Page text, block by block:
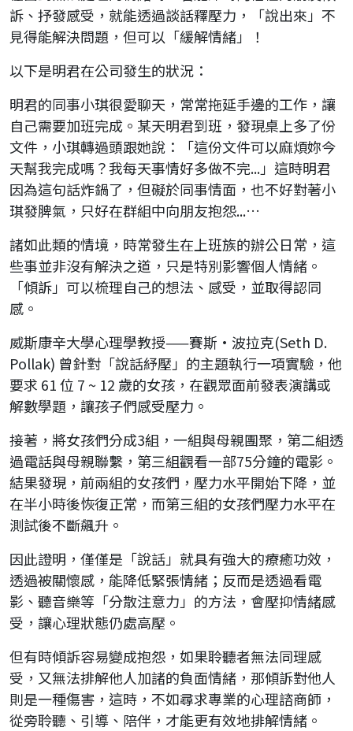
訴、抒發感受，就能透過談話釋壓力，「說出來」不
見得能解決問題，但可以「緩解情緒」！
以下是明君在公司發生的狀況：
明君的同事小琪很愛聊天，常常拖延手邊的工作，讓
自己需要加班完成。某天明君到班，發現桌上多了份
文件，小琪轉過頭跟她說：「這份文件可以麻煩妳今
天幫我完成嗎？我每天事情好多做不完...」這時明君
因為這句話炸鍋了，但礙於同事情面，也不好對著小
琪發脾氣，只好在群組中向朋友抱怨...…
諸如此類的情境，時常發生在上班族的辦公日常，這
些事並非沒有解決之道，只是特別影響個人情緒。
「傾訴」可以梳理自己的想法、感受，並取得認同
感。
威斯康辛大學心理學教授——賽斯·波拉克(Seth D.
Pollak) 曾針對「說話紓壓」的主題執行一項實驗，他
要求 61 位 7 ~ 12 歲的女孩，在觀眾面前發表演講或
解數學題，讓孩子們感受壓力。
接著，將女孩們分成3組，一組與母親團聚，第二組透
過電話與母親聯繫，第三組觀看一部75分鐘的電影。
結果發現，前兩組的女孩們，壓力水平開始下降，並
在半小時後恢復正常，而第三組的女孩們壓力水平在
測試後不斷飆升。
因此證明，僅僅是「說話」就具有強大的療癒功效，
透過被關懷感，能降低緊張情緒；反而是透過看電
影、聽音樂等「分散注意力」的方法，會壓抑情緒感
受，讓心理狀態仍處高壓。
但有時傾訴容易變成抱怨，如果聆聽者無法同理感
受，又無法排解他人加諸的負面情緒，那傾訴對他人
則是一種傷害，這時，不如尋求專業的心理諮商師，
從旁聆聽、引導、陪伴，才能更有效地排解情緒。